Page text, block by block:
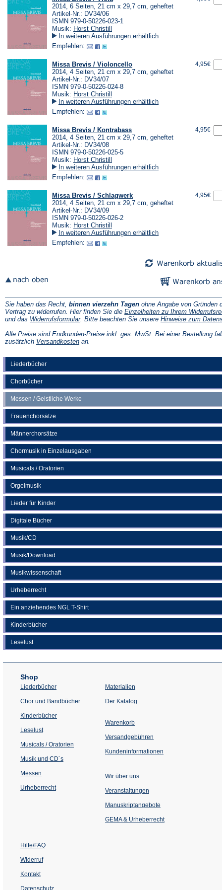
Liederbücher
Chorbücher
Messen / Geistliche Werke
Frauenchorsätze
Männerchorsätze
Chormusik in Einzelausgaben
Musicals / Oratorien
Orgelmusik
Lieder für Kinder
Digitale Bücher
Musik/CD
Musik/Download
Musikwissenschaft
Urheberrecht
Ein anziehendes NGL T-Shirt
Kinderbücher
Leselust
2014, 6 Seiten, 21 cm x 29,7 cm, geheftet
Artikel-Nr.: DV34/06
ISMN 979-0-50226-023-1
Musik: Horst Christill
In weiteren Ausführungen erhältlich
Empfehlen:
Missa Brevis / Violoncello
2014, 4 Seiten, 21 cm x 29,7 cm, geheftet
Artikel-Nr.: DV34/07
ISMN 979-0-50226-024-8
Musik: Horst Christill
In weiteren Ausführungen erhältlich
Empfehlen:
4,95€
Missa Brevis / Kontrabass
2014, 4 Seiten, 21 cm x 29,7 cm, geheftet
Artikel-Nr.: DV34/08
ISMN 979-0-50226-025-5
Musik: Horst Christill
In weiteren Ausführungen erhältlich
Empfehlen:
4,95€
Missa Brevis / Schlagwerk
2014, 4 Seiten, 21 cm x 29,7 cm, geheftet
Artikel-Nr.: DV34/09
ISMN 979-0-50226-026-2
Musik: Horst Christill
In weiteren Ausführungen erhältlich
Empfehlen:
4,95€
Sie haben das Recht, binnen vierzehn Tagen ohne Angabe von Gründen
Vertrag zu widerrufen. Hier finden Sie die Einzelheiten zu Ihrem
und das Widerrufsformular(Öffnet
einem
neuen
. Bitte beachten Sie unsere Hinweise zum
Alle Preise sind Endkunden-Preise inkl. ges. MwSt. Bei einer Bestellung
zusätzlich Versandkosten(Öffnet
an.
Shop
Liederbücher
Chor und Bandbücher
Kinderbücher
Leselust
Musicals / Oratorien
Musik und CD´s
Messen
Urheberrecht
Materialien
Der Katalog
Warenkorb
Versandgebühren
Kundeninformationen
Wir über uns
Veranstaltungen
einem
Tab)
Manuskriptangebote
GEMA & Urheberrecht
Hilfe/FAQ
Widerruf
Kontakt
Datenschutz